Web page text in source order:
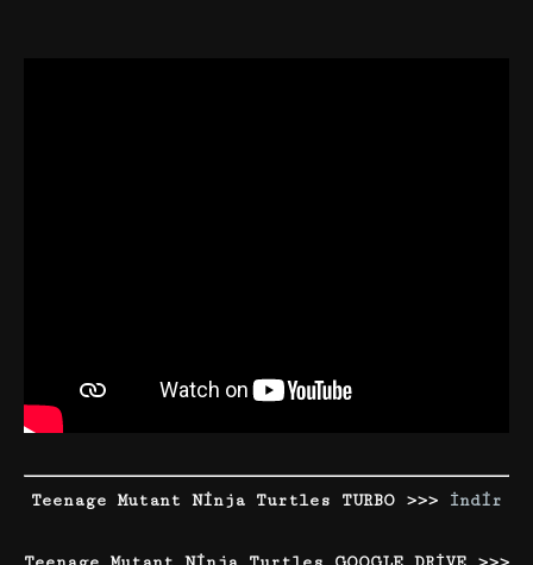
Teenage Mutant Ninja Turtles TURBO >>> İndir